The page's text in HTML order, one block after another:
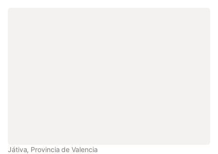
Játiva, Provincia de Valencia